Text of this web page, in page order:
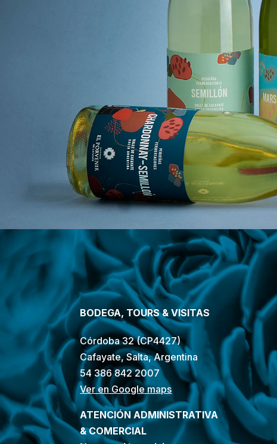
BODEGA, TOURS & VISITAS
Córdoba 32 (CP4427)
Cafayate, Salta, Argentina
54 386 842 2007
Ver en Google maps
ATENCIÓN ADMINISTRATIVA
& COMERCIAL